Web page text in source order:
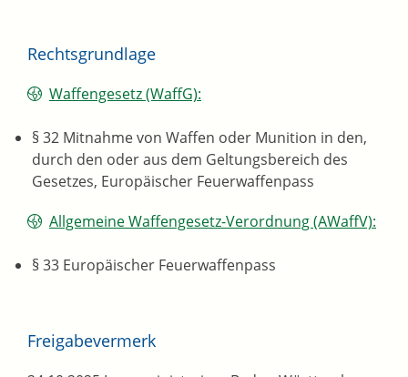
Rechtsgrundlage
Waffengesetz (WaffG):
§ 32 Mitnahme von Waffen oder Munition in den,
durch den oder aus dem Geltungsbereich des
Gesetzes, Europäischer Feuerwaffenpass
Allgemeine Waffengesetz-Verordnung (AWaffV):
§ 33 Europäischer Feuerwaffenpass
Freigabevermerk